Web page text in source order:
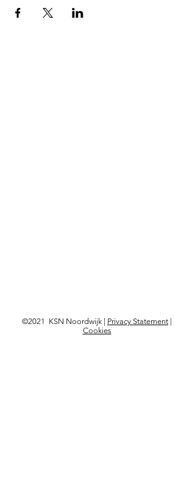
©2021 KSN Noordwijk | Privacy Statement
Cookies